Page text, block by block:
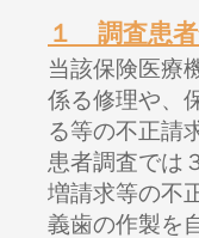
１ 調査患
当該保険医療
係る修理や、
る等の不正請
患者調査では
増請求等の不
義歯の作製を